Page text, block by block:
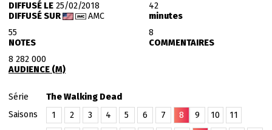
DIFFUSÉ LE25/02/2018
DIFFUSÉ SUR
AMC
42
minutes
55
NOTES
8
COMMENTAIRES
8 282 000
AUDIENCE (M)
Série
The Walking Dead
Saisons
1 2 3 4 5 6 7 8 9 10 11